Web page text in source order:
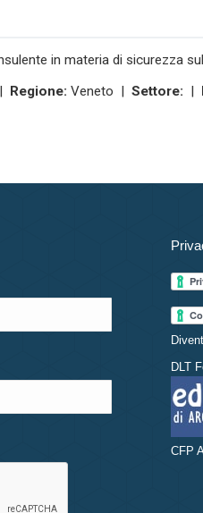
in materia di sicurezza
Regione: Veneto | Settore: |
DLT
CFP